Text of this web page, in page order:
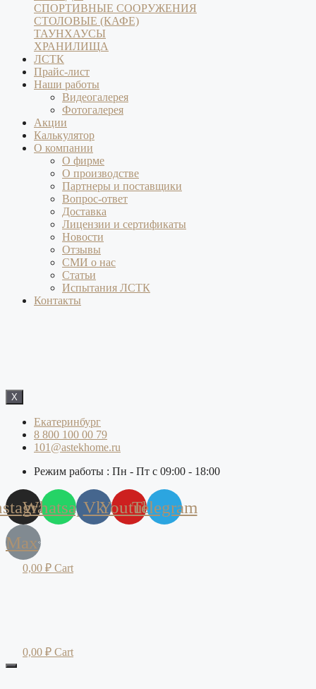
СПОРТИВНЫЕ СООРУЖЕНИЯ
СТОЛОВЫЕ (КАФЕ)
ТАУНХАУСЫ
ХРАНИЛИЩА
ЛСТК
Прайс-лист
Наши работы
Видеогалерея
Фотогалерея
Акции
Калькулятор
О компании
О фирме
О производстве
Партнеры и поставщики
Вопрос-ответ
Доставка
Лицензии и сертификаты
Новости
Отзывы
СМИ о нас
Статьи
Испытания ЛСТК
Контакты
X
Екатеринбург
8 800 100 00 79
101@astekhome.ru
Режим работы : Пн - Пт с 09:00 - 18:00
WhatsappVkYoutubeTelegram
Max
0,00 ₽ Cart
0,00 ₽ Cart